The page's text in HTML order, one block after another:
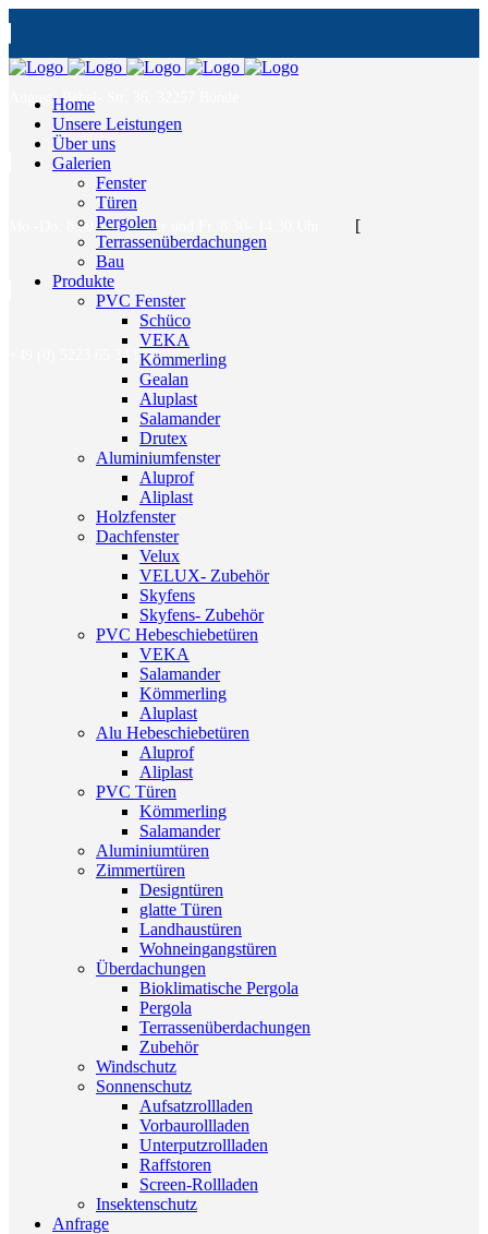
August- Bebel- Str. 36, 32257 Bünde
Mo.-Do. 8:30- 17:00 Uhr und Fr. 8:30- 14:30 Uhr [
+49 (0) 5223 65 34 900
Home
Unsere Leistungen
Über uns
Galerien
Fenster
Türen
Pergolen
Terrassenüberdachungen
Bau
Produkte
PVC Fenster
Schüco
VEKA
Kömmerling
Gealan
Aluplast
Salamander
Drutex
Aluminiumfenster
Aluprof
Aliplast
Holzfenster
Dachfenster
Velux
VELUX- Zubehör
Skyfens
Skyfens- Zubehör
PVC Hebeschiebetüren
VEKA
Salamander
Kömmerling
Aluplast
Alu Hebeschiebetüren
Aluprof
Aliplast
PVC Türen
Kömmerling
Salamander
Aluminiumtüren
Zimmertüren
Designtüren
glatte Türen
Landhaustüren
Wohneingangstüren
Überdachungen
Bioklimatische Pergola
Pergola
Terrassenüberdachungen
Zubehör
Windschutz
Sonnenschutz
Aufsatzrollladen
Vorbaurollladen
Unterputzrollladen
Raffstoren
Screen-Rollladen
Insektenschutz
Anfrage